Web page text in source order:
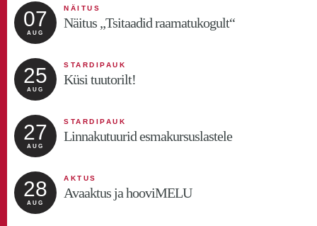
07
AUG
NÄITUS
Näitus „Tsitaadid raamatukogult“
25
AUG
STARDIPAUK
Küsi tuutorilt!
27
AUG
STARDIPAUK
Linnakutuurid esmakursuslastele
28
AUG
AKTUS
Avaaktus ja hooviMELU
10
SEPT
PARTNERLUS JA KOOSTÖÖ
DIGHT-Net projekti töötuba „Võrgustumine
10 STARDIPAUK
10 STARDIPAUK
15 KONVERENTS